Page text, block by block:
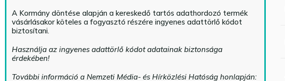
A Kormány döntése alapján a kereskedő tartós adathordozó termék
vásárlásakor köteles a fogyasztó részére ingyenes adattörlő kódot
biztosítani.
Használja az ingyenes adattörlő kódot adatainak biztonsága
érdekében!
További információ a Nemzeti Média- és Hírközlési Hatóság honlapján: